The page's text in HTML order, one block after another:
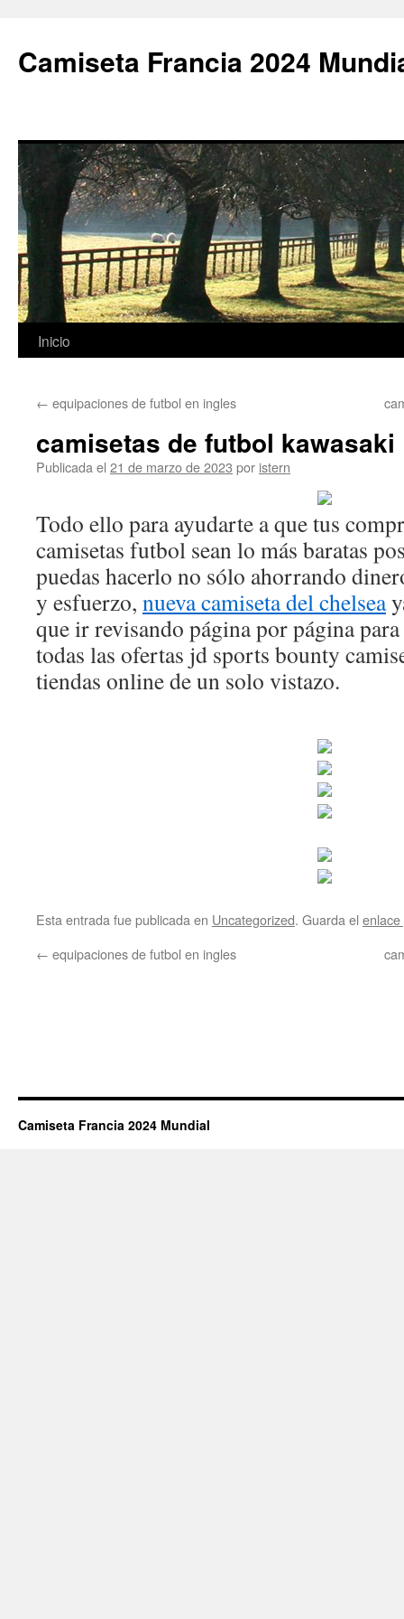
Camiseta Francia 2024
Saltar
contenido
Inicio
← equipaciones de futbol en ingles
camisetas de futbol kawasaki
Publicada el 21 de marzo de 2023 por istern
Todo ello para ayudarte a que tus
camisetas futbol sean lo más baratas
puedas hacerlo no sólo ahorrando
y esfuerzo, nueva camiseta del chelsea
que ir revisando página por página
todas las ofertas jd sports bounty
tiendas online de un solo vistazo.
Esta entrada fue publicada en Uncategorized. Guarda el
← equipaciones de futbol en ingles
Camiseta Francia 2024 Mundial